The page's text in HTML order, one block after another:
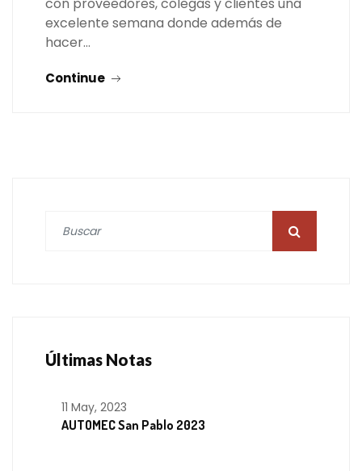
con proveedores, colegas y clientes una
excelente semana donde además de
hacer…
Continue
Últimas Notas
11 May, 2023
AUTOMEC San Pablo 2023